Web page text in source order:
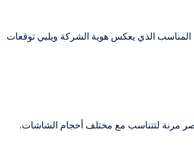
المناسب الذي يعكس هوية الشركة ويلبي توقعات
مرنة لتتناسب مع مختلف أحجام الشاشات.